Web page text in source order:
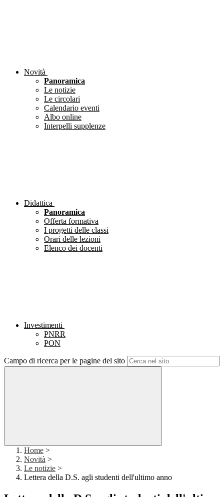
Novità
Panoramica
Le notizie
Le circolari
Calendario eventi
Albo online
Interpelli supplenze
Didattica
Panoramica
Offerta formativa
I progetti delle classi
Orari delle lezioni
Elenco dei docenti
Investimenti
PNRR
PON
Campo di ricerca per le pagine del sito
Home >
Novità >
Le notizie >
Lettera della D.S. agli studenti dell'ultimo anno